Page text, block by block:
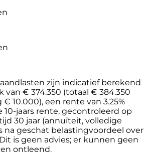
zijn indicatief berekend
€ 374.350 (totaal € 384.350
10.000), een rente van 3.25%
10-jaars rente, gecontroleerd op
30 jaar (annuïteit, volledige
na geschat belastingvoordeel over
is geen advies; er kunnen geen
ontleend.